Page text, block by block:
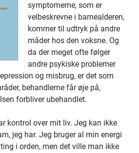
symptomerne, som er
velbeskrevne i barnealderen,
kommer til udtryk på andre
måder hos den voksne. Og
da der meget ofte følger
andre psykiske problemer
og misbrug, er det som
behandlerne får øje på,
forbliver ubehandlet.
kontrol over mit liv. Jeg kan ikke
jeg har. Jeg bruger al min energi
i orden, men det ville man ikke